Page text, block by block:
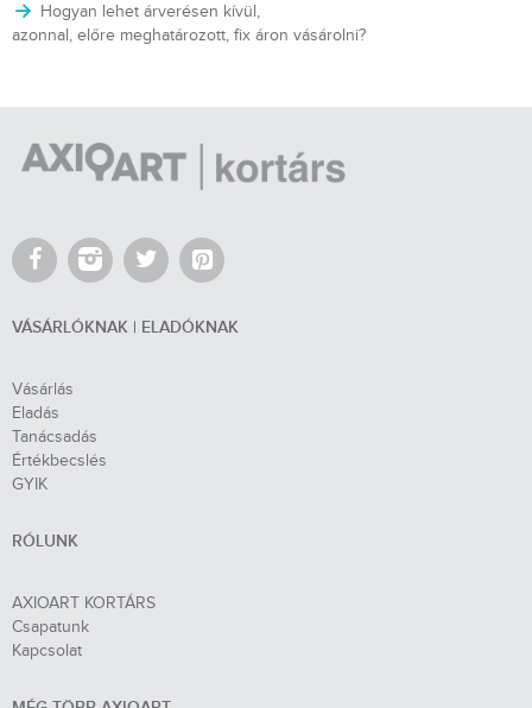
Hogyan lehet árverésen kívül,
azonnal, előre meghatározott, fix áron vásárolni?
VÁSÁRLÓKNAK | ELADÓKNAK
Vásárlás
Eladás
Tanácsadás
Értékbecslés
GYIK
RÓLUNK
AXIOART KORTÁRS
Csapatunk
Kapcsolat